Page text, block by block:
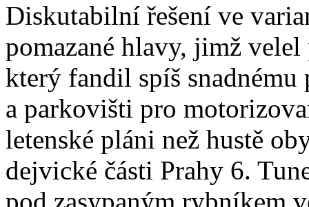
Diskutabilní řešení ve
pomazané hlavy, jimž
který fandil spíš
a parkovišti pro
letenské pláni než hustě
dejvické části Prahy 6.